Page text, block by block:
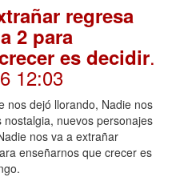
regresa
2 para
es decidir.
12:03
nos dejó llorando, Nadie nos
nuevos personajes
nos va a extrañar
enseñarnos que crecer es